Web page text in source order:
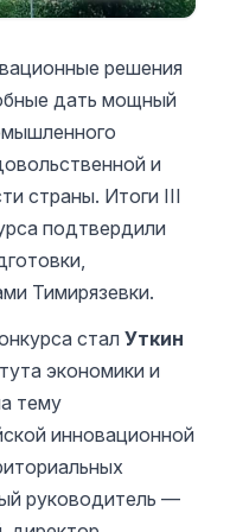
решения
дать мощный
и
страны. Итоги III
подтвердили
Тимирязевки.
стал Уткин
экономики и
тему
инновационной
руководитель —